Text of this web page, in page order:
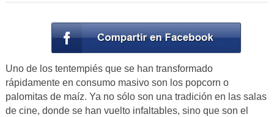
Uno de los tentempiés que se han transformado
rápidamente en consumo masivo son los popcorn o
palomitas de maíz. Ya no sólo son una tradición en las salas
de cine, donde se han vuelto infaltables, sino que son el